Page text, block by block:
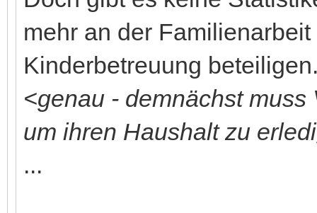
mehr an der
Kinderbetreuung
<genau - demnächst
um ihren Haushalt zu
...